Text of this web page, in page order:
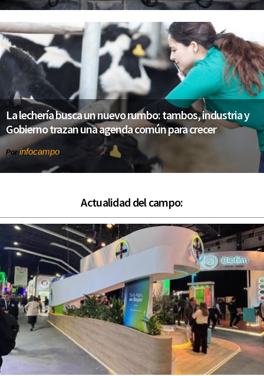
La lechería busca un nuevo rumbo: tambos, industria y
Gobierno trazan una agenda común para crecer
Porinfocampo
Actualidad del campo: